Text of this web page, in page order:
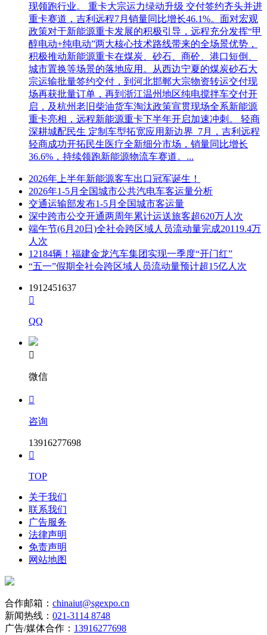
现领跑行业。 重卡大宗运力绿动升级 交付签约齐头并进
重卡赛道，吉利远程7月销量同比增长46.1%。面对宏观
政策对于新能源重卡发展的积极引导，远程充分发挥“甲
醇电动+纯电动”两大核心技术路线带来的全场景优势，
积极推动新能源重卡在煤炭、砂石、商砼、港口短倒、
城市置换等场景的落地应用。从西边宁夏的煤炭砂石大
宗运输批量签约交付，到河北邯郸大宗物资转运交付现
场再获批量订单，再到浙江温州地区纯电搅拌车交付开
启，及杭州老旧柴油货车淘汰政策宣贯现场全系新能源
重卡亮相，远程新能源重卡下半年开启加速冲刺。 轻商
深耕城配民生 定制车型拓宽应用新边界 7月，吉利远程
轻商成功开拓民生医疗全新细分市场，销量同比增长
36.6%，持续领跑新能源物流车赛道。...
2026年上半年新能源客车出口冠军诞生！
2026年1-5月全国城市公共汽电车客运量分析
交通运输部发布1-5月全国城市客运量
深中跨市公交开通两周年累计运送旅客超620万人次
端午节(6月20日)全社会跨区域人员流动量完成20119.4万
人次
12184辆！福建金龙汽车集团实现一季度“开门红”
“五一”假期全社会跨区域人员流动量预计超15亿人次
1912451637

QQ

微信

咨询
13916277698

TOP
关于我们
联系我们
广告服务
法律声明
免责声明
网站地图
合作邮箱： chinaiut@sgexpo.cn
新闻热线： 021-3114 8748
广告/媒体合作： 13916277698